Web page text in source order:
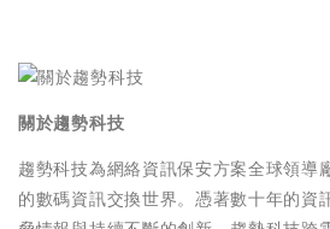
關於趨勢科技
趨勢科技為網絡資訊保安方案全球領導
的數碼資訊交換世界。憑著數十年的資